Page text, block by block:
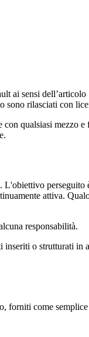
ai sensi
sono rilasciati con
qualsiasi mezzo
L'obiettivo
attiva.
responsabilità.
inseriti o strutturati in
forniti come